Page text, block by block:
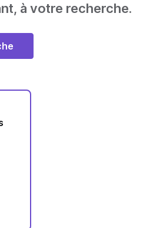
à votre recherche.